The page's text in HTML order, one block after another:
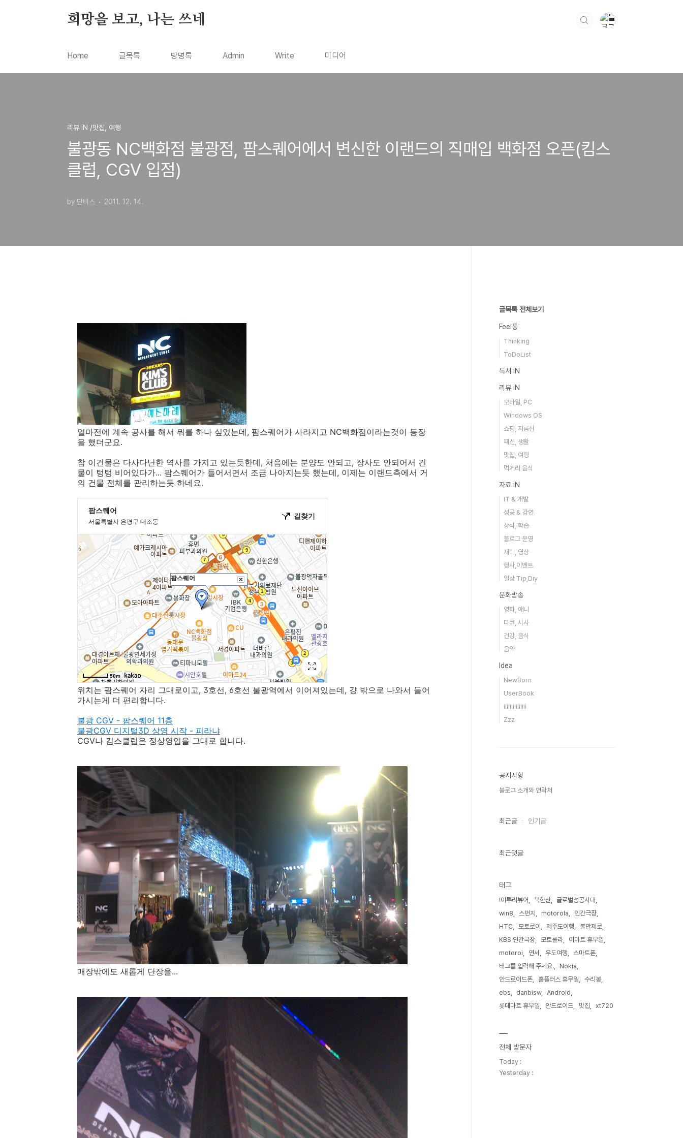
희망을 보고, 나는 쓰네
Home 글목록 방명록 Admin Write 미디어
리뷰 iN /맛집, 여행
불광동 NC백화점 불광점, 팜스퀘어에서 변신한 이랜드의 직매입 백화점 오픈(킴스
클럽, CGV 입점)
by 단비스 2011. 12. 14.
얼마전에 계속 공사를 해서 뭐를 하나 싶었는데, 팜스퀘어가 사라지고 NC백화점이라는것이 등장
을 했더군요.
참 이건물은 다사다난한 역사를 가지고 있는듯한데, 처음에는 분양도 안되고, 장사도 안되어서 건
물이 텅텅 비어있다가... 팜스퀘어가 들어서면서 조금 나아지는듯 했는데, 이제는 이랜드측에서 거
의 건물 전체를 관리하는듯 하네요.
위치는 팜스퀘어 자리 그대로이고, 3호선, 6호선 불광역에서 이어져있는데, 걍 밖으로 나와서 들어
가시는게 더 편리합니다.
불광 CGV - 팜스퀘어 11층
불광CGV 디지털3D 상영 시작 - 피라냐
CGV나 킴스클럽은 정상영업을 그대로 합니다.
매장밖에도 새롭게 단장을...
글목록 전체보기
Feel통
Thinking
ToDoList
독서 iN
리뷰 iN
모바일, PC
Windows OS
쇼핑, 지름신
패션, 생활
맛집, 여행
먹거리 음식
자료 iN
IT & 개발
성공 & 강연
상식, 학습
블로그 운영
재미, 영상
행사,이벤트
일상 Tip,Diy
문화방송
영화, 애니
다큐, 시사
건강, 음식
음악
Idea
NewBorn
UserBook
iiiiiiiiiiiiiii
Zzz
공지사항
블로그 소개와 연락처
최근글 인기글
최근댓글
태그
!이투리뷰어 북한산
글로벌성공시대
win8
스펀지 motorola
인간극장
HTC
모토로이 제주도여행
불만제로
KBS 인간극장
모토롤라
이마트 휴무일
motoroi
연서 우도여행
스마트폰
태그를 입력해 주세요.
Nokia
안드로이드폰
홈플러스 휴무일
수리봉
ebs
danbisw
Android
롯데마트 휴무일
안드로이드 맛집 xt720
전체 방문자
Today :
Yesterday :